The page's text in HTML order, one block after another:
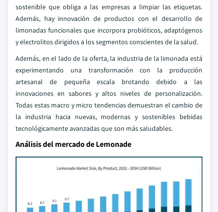
sostenible que obliga a las empresas a limpiar las etiquetas.
Además, hay innovación de productos con el desarrollo de
limonadas funcionales que incorpora probióticos, adaptógenos
y electrolitos dirigidos a los segmentos conscientes de la salud.
Además, en el lado de la oferta, la industria de la limonada está
experimentando una transformación con la producción
artesanal de pequeña escala brotando debido a las
innovaciones en sabores y altos niveles de personalización.
Todas estas macro y micro tendencias demuestran el cambio de
la industria hacia nuevas, modernas y sostenibles bebidas
tecnológicamente avanzadas que son más saludables.
Análisis del mercado de Lemonade